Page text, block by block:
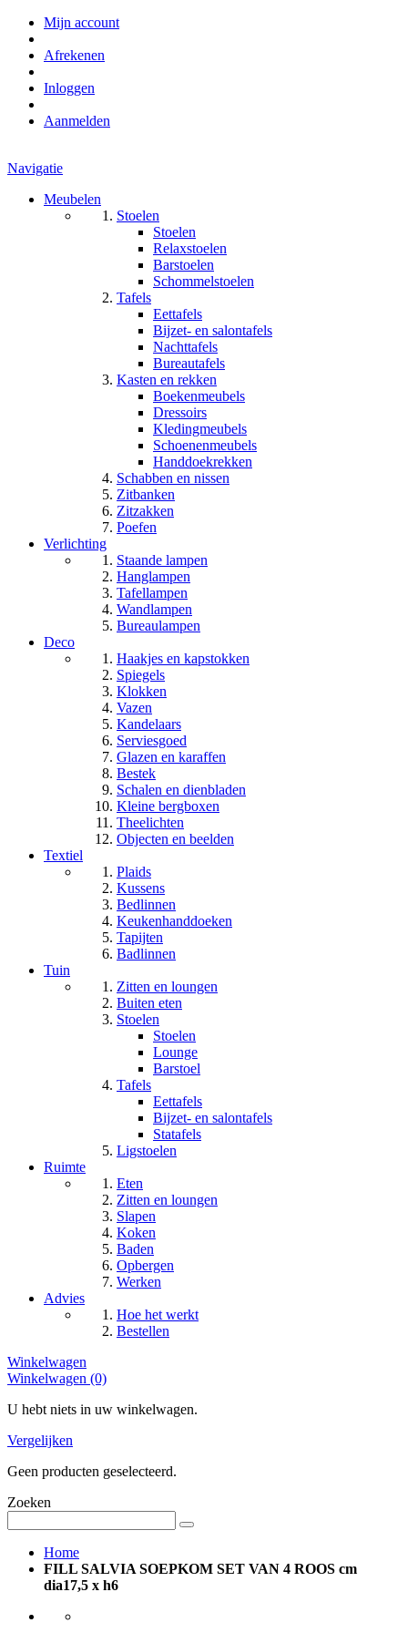
Mijn account
Afrekenen
Inloggen
Aanmelden
Navigatie
Meubelen
Stoelen
Stoelen
Relaxstoelen
Barstoelen
Schommelstoelen
Tafels
Eettafels
Bijzet- en salontafels
Nachttafels
Bureautafels
Kasten en rekken
Boekenmeubels
Dressoirs
Kledingmeubels
Schoenenmeubels
Handdoekrekken
Schabben en nissen
Zitbanken
Zitzakken
Poefen
Verlichting
Staande lampen
Hanglampen
Tafellampen
Wandlampen
Bureaulampen
Deco
Haakjes en kapstokken
Spiegels
Klokken
Vazen
Kandelaars
Serviesgoed
Glazen en karaffen
Bestek
Schalen en dienbladen
Kleine bergboxen
Theelichten
Objecten en beelden
Textiel
Plaids
Kussens
Bedlinnen
Keukenhanddoeken
Tapijten
Badlinnen
Tuin
Zitten en loungen
Buiten eten
Stoelen
Stoelen
Lounge
Barstoel
Tafels
Eettafels
Bijzet- en salontafels
Statafels
Ligstoelen
Ruimte
Eten
Zitten en loungen
Slapen
Koken
Baden
Opbergen
Werken
Advies
Hoe het werkt
Bestellen
Winkelwagen
Winkelwagen (0)
U hebt niets in uw winkelwagen.
Vergelijken
Geen producten geselecteerd.
Zoeken
Home
FILL SALVIA SOEPKOM SET VAN 4 ROOS cm
dia17,5 x h6